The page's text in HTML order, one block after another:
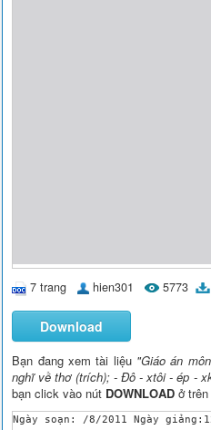
7 trang hien301 5773
Download
Bạn đang xem tài liệu "Giáo án
nghĩ về thơ (trích); - Đô - xtôi - ép -
bạn click vào nút DOWNLOAD ở trên
Ngày soạn: /8/2011 Ngày